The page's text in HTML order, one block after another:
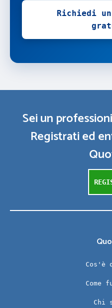
Richiedi
Sei un
Registrati ed
Cos'è
Come
Chi